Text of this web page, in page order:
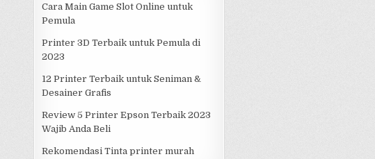
Cara Main Game Slot Online untuk
Pemula
Printer 3D Terbaik untuk Pemula di
2023
12 Printer Terbaik untuk Seniman &
Desainer Grafis
Review 5 Printer Epson Terbaik 2023
Wajib Anda Beli
Rekomendasi Tinta printer murah